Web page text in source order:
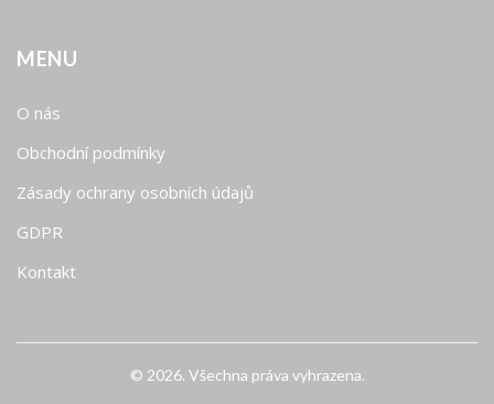
MENU
O nás
Obchodní podmínky
Zásady ochrany osobních údajů
GDPR
Kontakt
© 2026. Všechna práva vyhrazena.